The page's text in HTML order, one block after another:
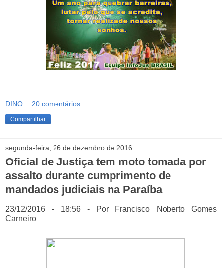
DINO 20 comentários:
Compartilhar
segunda-feira, 26 de dezembro de 2016
Oficial de Justiça tem moto tomada por
assalto durante cumprimento de
mandados judiciais na Paraíba
23/12/2016 - 18:56 - Por Francisco Noberto Gomes
Carneiro